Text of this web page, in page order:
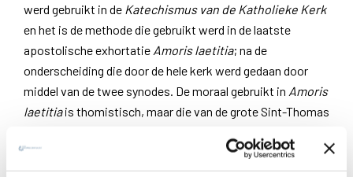
werd gebruikt in de Katechismus van de Katholieke Kerk
en het is de methode die gebruikt werd in de laatste
apostolische exhortatie Amoris laetitia; na de
onderscheiding die door de hele kerk werd gedaan door
middel van de twee synodes. De moraal gebruikt in Amoris
laetitiais thomistisch, maar die van de grote Sint-Thomas
Het is duidelijk dat men op het gebied van de moraal te